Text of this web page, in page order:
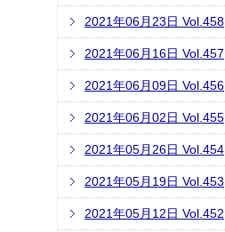
2021年06月23日 Vol.458
2021年06月16日 Vol.457
2021年06月09日 Vol.456
2021年06月02日 Vol.455
2021年05月26日 Vol.454
2021年05月19日 Vol.453
2021年05月12日 Vol.452